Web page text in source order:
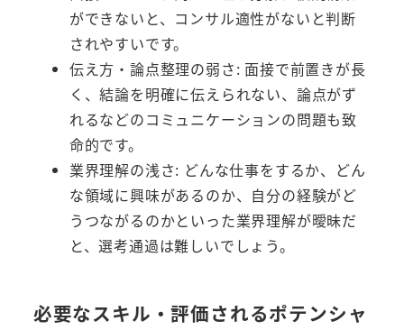
ができないと、コンサル適性がないと判断
されやすいです。
伝え方・論点整理の弱さ: 面接で前置きが長
く、結論を明確に伝えられない、論点がず
れるなどのコミュニケーションの問題も致
命的です。
業界理解の浅さ: どんな仕事をするか、どん
な領域に興味があるのか、自分の経験がど
うつながるのかといった業界理解が曖昧だ
と、選考通過は難しいでしょう。
必要なスキル・評価されるポテンシャ